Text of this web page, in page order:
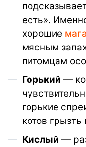
есть».
хорошие
мясным
питомцам
Горький —
горькие
котов
Кислый —